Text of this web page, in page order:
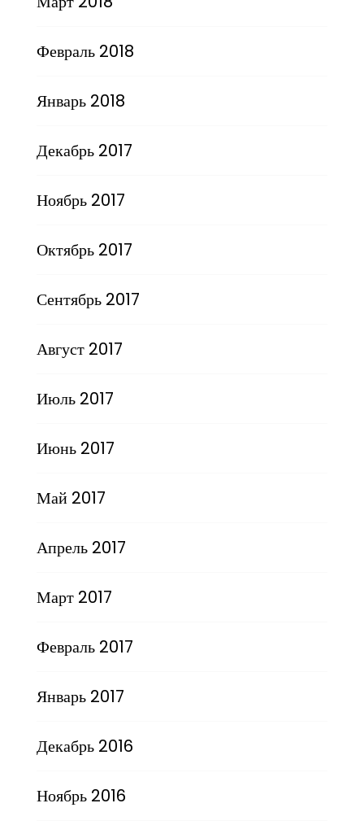
Февраль 2018
Январь 2018
Декабрь 2017
Ноябрь 2017
Октябрь 2017
Сентябрь 2017
Август 2017
Июль 2017
Июнь 2017
Май 2017
Апрель 2017
Март 2017
Февраль 2017
Январь 2017
Декабрь 2016
Ноябрь 2016